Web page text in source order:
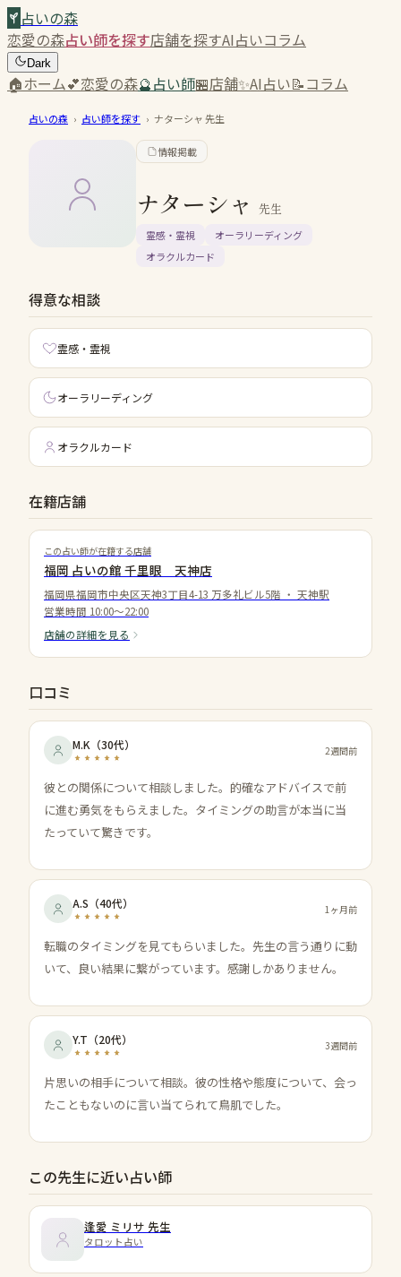
占いの森
恋愛の森占い師を探す店舗を探すAI占いコラム
Dark
🏠ホーム💕恋愛の森🔮占い師🏪店舗✨AI占い📝コラム
占いの森 › 占い師を探す › ナターシャ先生
情報掲載
ナターシャ 先生
霊感・霊視
オーラリーディング
オラクルカード
得意な相談
霊感・霊視
オーラリーディング
オラクルカード
在籍店舗
この占い師が在籍する店舗
福岡 占いの館 千里眼 天神店
福岡県福岡市中央区天神3丁目4-13 万多礼ビル5階 ・ 天神駅
営業時間 10:00〜22:00
店舗の詳細を見る
口コミ
M.K （30代） 2週間前
彼との関係について相談しました。的確なアドバイスで前
に進む勇気をもらえました。タイミングの助言が本当に当
たっていて驚きです。
A.S （40代） 1ヶ月前
転職のタイミングを見てもらいました。先生の言う通りに動
いて、良い結果に繋がっています。感謝しかありません。
Y.T （20代） 3週間前
片思いの相手について相談。彼の性格や態度について、会っ
たこともないのに言い当てられて鳥肌でした。
この先生に近い占い師
逢愛 ミリサ 先生
タロット占い